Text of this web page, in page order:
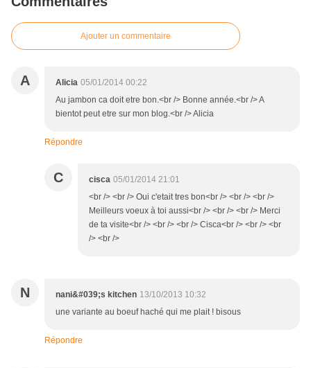
Ajouter un commentaire
A Alicia 05/01/2014 00:22
Au jambon ca doit etre bon.<br /> Bonne année.<br /> A
bientot peut etre sur mon blog.<br /> Alicia
Répondre
C cisca 05/01/2014 21:01
<br /> <br /> Oui c'etait tres bon<br /> <br /> <br />
Meilleurs voeux à toi aussi<br /> <br /> <br /> Merci
de ta visite<br /> <br /> <br /> Cisca<br /> <br /> <br
/> <br />
N nani&#039;s kitchen 13/10/2013 10:32
une variante au boeuf haché qui me plait ! bisous
Répondre